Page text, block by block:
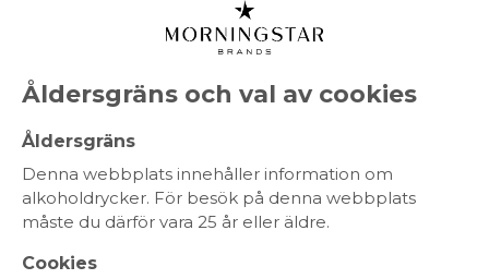
Cabernet Sauvignon
Cabernet Sauvignon –
Världens Mest Älskade
Åldersgräns och val av cookies
Åldersgräns
Denna webbplats innehåller information om
alkoholdrycker. För besök på denna webbplats
måste du därför vara 25 år eller äldre.
Cookies